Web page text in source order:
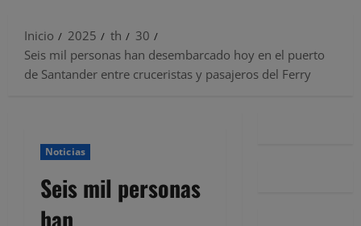
Inicio
2025 th
30
Seis mil personas han desembarcado hoy en el puerto
de Santander entre cruceristas y pasajeros del Ferry
Noticias
Seis mil personas
han